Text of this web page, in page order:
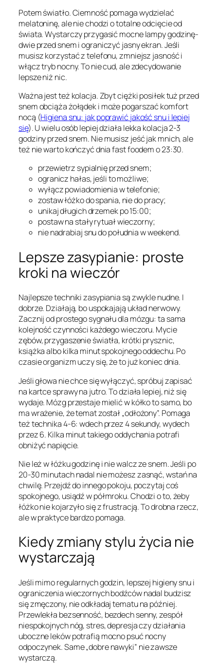
Potem światło. Ciemność pomaga wydzielać
melatoninę, ale nie chodzi o totalne odcięcie od
świata. Wystarczy przygasić mocne lampy godzinę-
dwie przed snem i ograniczyć jasny ekran. Jeśli
musisz korzystać z telefonu, zmniejsz jasność i
włącz tryb nocny. To nie cud, ale zdecydowanie
lepsze niż nic.
Ważna jest też kolacja. Zbyt ciężki posiłek tuż przed
snem obciąża żołądek i może pogarszać komfort
nocą (Higiena snu: jak poprawić jakość snu i lepiej
się). U wielu osób lepiej działa lekka kolacja 2-3
godziny przed snem. Nie musisz jeść jak mnich, ale
też nie warto kończyć dnia fast foodem o 23:30.
przewietrz sypialnię przed snem;
ogranicz hałas, jeśli to możliwe;
wyłącz powiadomienia w telefonie;
zostaw łóżko do spania, nie do pracy;
unikaj długich drzemek po 15:00;
postaw na stały rytuał wieczorny;
nie nadrabiaj snu do południa w weekend.
Lepsze zasypianie: proste
kroki na wieczór
Najlepsze techniki zasypiania są zwykle nudne. I
dobrze. Działają, bo uspokajają układ nerwowy.
Zacznij od prostego sygnału dla mózgu: ta sama
kolejność czynności każdego wieczoru. Mycie
zębów, przygaszenie światła, krótki prysznic,
książka albo kilka minut spokojnego oddechu. Po
czasie organizm uczy się, że to już koniec dnia.
Jeśli głowa nie chce się wyłączyć, spróbuj zapisać
na kartce sprawy na jutro. To działa lepiej, niż się
wydaje. Mózg przestaje mielić w kółko to samo, bo
ma wrażenie, że temat został „odłożony”. Pomaga
też technika 4-6: wdech przez 4 sekundy, wydech
przez 6. Kilka minut takiego oddychania potrafi
obniżyć napięcie.
Nie leż w łóżku godzinę i nie walcz ze snem. Jeśli po
20-30 minutach nadal nie możesz zasnąć, wstań na
chwilę. Przejdź do innego pokoju, poczytaj coś
spokojnego, usiądź w półmroku. Chodzi o to, żeby
łóżko nie kojarzyło się z frustracją. To drobna rzecz,
ale w praktyce bardzo pomaga.
Kiedy zmiany stylu życia nie
wystarczają
Jeśli mimo regularnych godzin, lepszej higieny snu i
ograniczenia wieczornych bodźców nadal budzisz
się zmęczony, nie odkładaj tematu na później.
Przewlekła bezsenność, bezdech senny, zespół
niespokojnych nóg, stres, depresja czy działania
uboczne leków potrafią mocno psuć nocny
odpoczynek. Same „dobre nawyki” nie zawsze
wystarczą.